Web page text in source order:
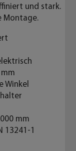
und stark.
Montage.
Winkel
mm
13241-1